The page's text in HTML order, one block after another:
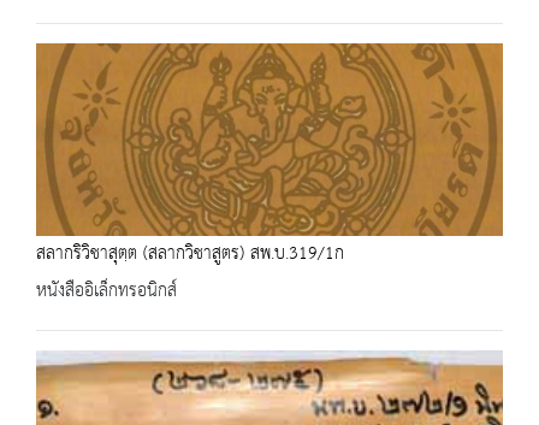
สลากริวิชาสุตฺต (สลากวิชาสูตร) สพ.บ.319/1ก
หนังสืออิเล็กทรอนิกส์